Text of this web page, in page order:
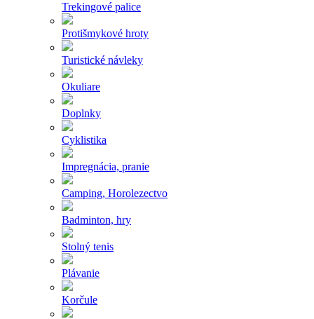
Trekingové palice
Protišmykové hroty
Turistické návleky
Okuliare
Doplnky
Cyklistika
Impregnácia, pranie
Camping, Horolezectvo
Badminton, hry
Stolný tenis
Plávanie
Korčule